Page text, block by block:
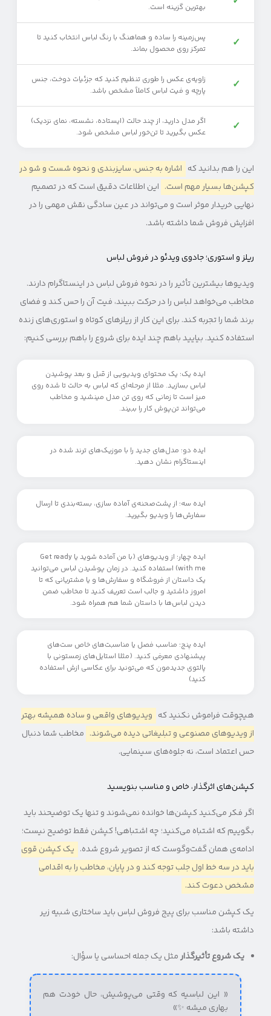
بهترین گزینه است.
✓
پس‌زمینه را ساده و هماهنگ با رنگ لباس انتخاب کنید تا
تمرکز روی محصول بماند.
✓
زاویه‌ی عکس را طوری تنظیم کنید که جزئیات دوخت، جنس
پارچه و فیت لباس کاملاً مشخص باشد.
✓
اگر مدل دارید، از چند حالت (ایستاده، نشسته، نمای نزدیک)
عکس بگیرید تا تن‌خور لباس مشخص شود.
این را هم بدانید که اشاره به جنس، سایزبندی و نحوه شست و شو در
کپشن‌ها بسیار مهم است. این اطلاعات دقیق است که در تصمیم
نهایی خریدار موثر است و می‌تواند در عین سادگی نقش مهمی را در
افزایش فروش شما داشته باشد.
ریلز و استوری؛ جادوی ویدئو در فروش لباس
ویدیوها بیشترین تأثیر را در نحوه فروش لباس در اینستاگرام دارند.
مخاطب می‌خواهد لباس را در حرکت ببیند، فیت آن را حس کند و فضای
برند شما را تجربه کند. برای این کار از ریلزهای کوتاه و استوری‌های زنده
استفاده کنید. بیایید باهم چند ایده برای شروع را باهم بررسی کنیم:
ایده یک: یک محتوای ویدیویی از قبل و بعد پوشیدن
لباس بسازید. مثلا از مرحله‌ای که لباس به حالت تا شده روی
میز است تا زمانی که روی تن مدل می‎نشید و مخاطب
می‌تواند تن‌پوش کار را ببیند.
ایده دو: مدل‌های جدید را با موزیک‌های ترند شده در
اینستاگرام نشان دهید.
ایده سه: از پشت‌صحنه‌ی آماده سازی، بسته‌بندی تا ارسال
سفارش‌ها را ویدیو بگیرید.
ایده چهار: از ویدیوهای (با من آماده شوید یا Get ready
with me) استفاده کنید. در زمان پوشیدن لباس می‌توانید
یک داستان از فروشگاه و سفارش‌ها و یا مشتریانی که تا
امروز داشتید و جالب است تعریف کنید تا مخاطب ضمن
دیدن لباس‌ها با داستان شما هم همراه شود.
ایده پنج: مناسب فصل یا مناسبت‌های خاص ست‌های
پیشنهادی معرفی کنید. (مثلا استایل‌های زمستونی با
پالتوی جدیدمون که می‌تونید برای عکاسی ازش استفاده
کنید)
هیچوقت فراموش نکنید که ویدیوهای واقعی و ساده همیشه بهتر
از ویدیوهای مصنوعی و تبلیغاتی دیده می‌شوند. مخاطب شما دنبال
حس اعتماد است، نه جلوه‌های سینمایی.
کپشن‌های اثرگذار، خاص و مناسب بنویسید
اگر فکر می‌کنید کپشن‌ها خوانده نمی‌شوند و تنها یک توضیحند باید
بگوییم که اشتباه می‌کنید؛ چه اشتباهی! کپشن فقط توضیح نیست؛
ادامه‌ی همان گفت‌وگوست که از تصویر شروع شده. یک کپشن قوی
باید در سه خط اول جلب توجه کند و در پایان، مخاطب را به اقدامی
مشخص دعوت کند.
یک کپشن مناسب برای پیج فروش لباس باید ساختاری شبیه زیر
داشته باشد:
یک شروع تأثیرگذارمثل یک جمله احساسی یا سؤال:
« این لباسیه که وقتی می‌پوشیش، حال خودت هم
بهاری میشه ✨»